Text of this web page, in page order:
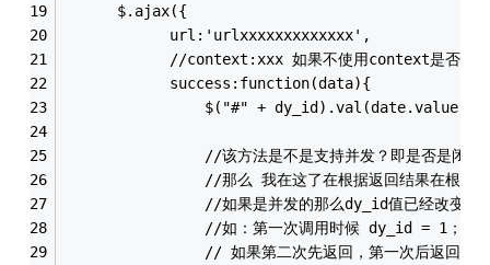
      $.ajax({
            url:'urlxxxxxxxxxxxxx',
//context:xxx 如果不使用context是否也
            success:function(data){
$("#" + dy_id).val(date.value);
//该方法是不是支持并发
//那么 我在这了在根据返回结果在根
				//如果是并发的那么dy_id值已经改变了
//如：第一次调用时候 dy_id = 1；
// 如果第二次先返回，第一次后返回